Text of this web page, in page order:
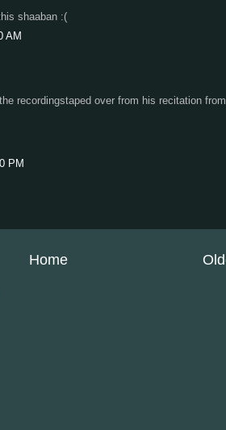
shaaban :(
AM
recordingstaped over from his recitation from
PM
Home